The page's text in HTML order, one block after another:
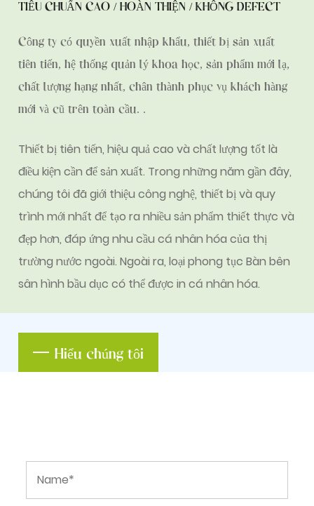
TIÊU CHUẨN CAO / HOÀN THIỆN / KHÔNG DEFECT
Công ty có quyền xuất nhập khẩu, thiết bị sản xuất
tiên tiến, hệ thống quản lý khoa học, sản phẩm mới lạ,
chất lượng hạng nhất, chân thành phục vụ khách hàng
mới và cũ trên toàn cầu. .
Thiết bị tiên tiến, hiệu quả cao và chất lượng tốt là
điều kiện cần để sản xuất. Trong những năm gần đây,
chúng tôi đã giới thiệu công nghệ, thiết bị và quy
trình mới nhất để tạo ra nhiều sản phẩm thiết thực và
đẹp hơn, đáp ứng nhu cầu cá nhân hóa của thị
trường nước ngoài. Ngoài ra, loạiphong tục Bàn bên
sân hình bầu dục có thể được in cá nhân hóa.
Hiểu chúng tôi